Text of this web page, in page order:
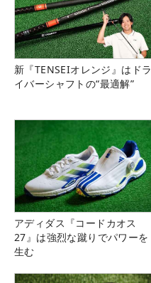
新『TENSEIオレンジ』はドラ
イバーシャフトの“最適解”
アディダス『コードカオス
27』は強烈な蹴りでパワーを
生む